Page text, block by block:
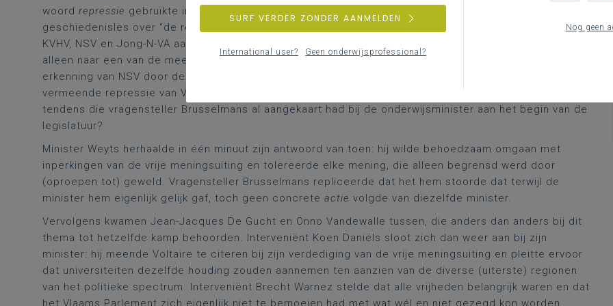
woord repressie gebruikte in de titel van zijn vraag. Hij begon zijn betoog weliswaar niet met een
geschiedenisles over “de repressie”, maar wel over enkele feitelijke ervaringen van organisaties als
KVHV, NSV en Jong-N-VA aan de universiteiten van Gent, Leuven en Brussel. Ter illustratie verwijs ik hier
alleen naar een van de meest recente casussen uit die geschiedenisles: de hangende kwestie van de
erkenning van NSV door de
vermeende repressie van Vlaamsgezinde, rechtse studentenverenigingen aan universiteiten, een
tendens die vragensteller Brusselmans al aangekaart had bij de onderwijsminister aan het begin van de
legislatuur?
Minister Weyts herhaalde in één minuut zijn antwoord van toen: hij wilde behoedzaam omgaan met
inperkingen van de vrije meningsuiting en tolereerde elke mening, die alleen begrensd werd door
(oproepen tot) geweld. Vragensteller Brusselmans repliceerde dat het hem stoorde dat terwijl de
minister hem eigenlijk gelijk gaf, toch geen concrete actie volgde van diezelfde minister.
Vervolgens kwamen Jean-Jacques De Gucht en Onno Vandewalle tussen, die anders dan anders bij dit
thema tot hetzelfde kamp behoorden. Interveniënt Koen Daniëls sloot zich dan weer aan bij zijn
minister: hij meende Voltaire te citeren bij zijn verdediging van de vrije meningsuiting en pleitte ervoor
dat universiteiten dezelfde houding zouden aannemen ten aanzien van de diverse (uiterste) regionen
van het politieke spectrum. Interveniënt Brecht Warnez stelde dat alle vrijheden belangrijk waren en dat
het Vlaams Parlement zich eigenlijk niet te bemoeien had met wat wél en niet gezegd kon worden.
Nog geen
SURF VERDER ZONDER AANMELDEN
International user? Geen onderwijsprofessional?